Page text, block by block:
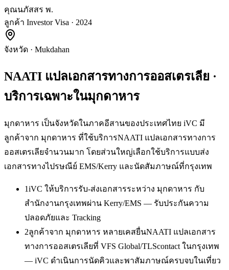
คุณนภัสสร พ.
ลูกค้า Investor Visa · 2024
จังหวัด · Mukdahan
NAATI แปลเอกสารทางการออสเตรเลีย ·
บริการเฉพาะในมุกดาหาร
มุกดาหาร เป็นจังหวัดในภาคอีสานของประเทศไทย iVC มี
ลูกค้าจาก มุกดาหาร ที่ใช้บริการNAATI แปลเอกสารทางการ
ออสเตรเลียจำนวนมาก โดยส่วนใหญ่เลือกใช้บริการแบบส่ง
เอกสารทางไปรษณีย์ EMS/Kerry และนัดสัมภาษณ์ที่กรุงเทพ
1iVC ให้บริการรับ-ส่งเอกสารระหว่าง มุกดาหาร กับ
สำนักงานกรุงเทพผ่าน Kerry/EMS — รับประกันความ
ปลอดภัยและ Tracking
2ลูกค้าจาก มุกดาหาร หลายเคสยื่นNAATI แปลเอกสาร
ทางการออสเตรเลียที่ VFS Global/TLScontact ในกรุงเทพ
— iVC ดำเนินการนัดคิวและพาสัมภาษณ์ครบจบในเที่ยว